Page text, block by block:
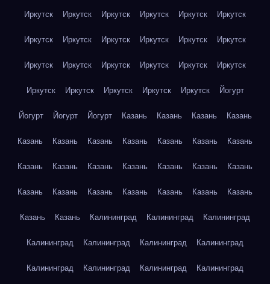
Иркутск Иркутск Иркутск Иркутск Иркутск Иркутск
Иркутск Иркутск Иркутск Иркутск Иркутск Иркутск
Иркутск Иркутск Иркутск Иркутск Иркутск Иркутск
Иркутск Иркутск Иркутск Иркутск Иркутск Йогурт
Йогурт Йогурт Йогурт Казань Казань Казань Казань
Казань Казань Казань Казань Казань Казань Казань
Казань Казань Казань Казань Казань Казань Казань
Казань Казань Казань Казань Казань Казань Казань
Казань Казань Калининград Калининград Калининград
Калининград Калининград Калининград Калининград
Калининград Калининград Калининград Калининград